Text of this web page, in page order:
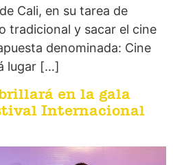
Cali, en su tarea de
tradicional y sacar el cine
denominada: Cine
lugar […]
en la gala
Internacional